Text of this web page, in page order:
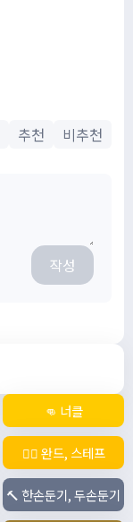
추천 비추천
작성
👊 너클
🧙‍♀️ 완드, 스테프
🔨 한손둔기, 두손둔기